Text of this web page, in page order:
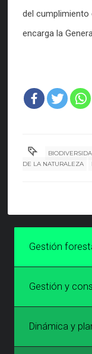
del cumplimiento
encarga la
DE LA NATURALEZA
Gestión
Gestión y
Dinámica y